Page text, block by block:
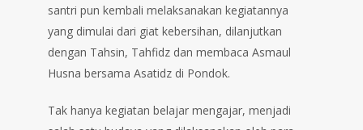
santri pun kembali melaksanakan kegiatannya
yang dimulai dari giat kebersihan, dilanjutkan
dengan Tahsin, Tahfidz dan membaca Asmaul
Husna bersama Asatidz di Pondok.
Tak hanya kegiatan belajar mengajar, menjadi